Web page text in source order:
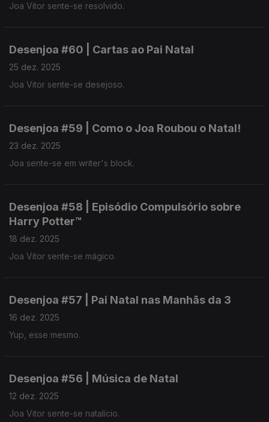
Joa Vitor sente-se resolvido.
Desenjoa #60 | Cartas ao Pai Natal
25 dez. 2025
Joa Vitor sente-se desejoso.
Desenjoa #59 | Como o Joa Roubou o Natal!
23 dez. 2025
Joa sente-se em writer's block.
Desenjoa #58 | Episódio Compulsório sobre
Harry Potter™
18 dez. 2025
Joa Vitor sente-se mágico.
Desenjoa #57 | Pai Natal nas Manhãs da 3
16 dez. 2025
Yup, esse mesmo.
Desenjoa #56 | Música de Natal
12 dez. 2025
Joa Vitor sente-se natalício.